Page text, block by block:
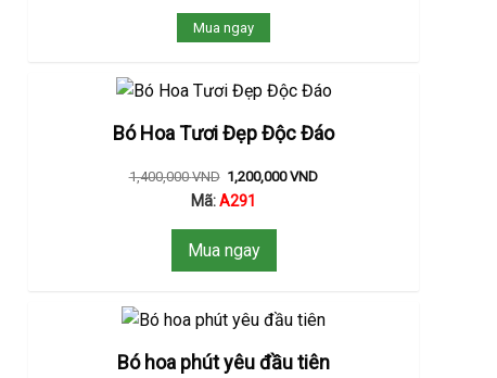
Mua ngay
Bó Hoa Tươi Đẹp Độc Đáo
1,400,000VND 1,200,000VND
Mã:A291
Mua ngay
Bó hoa phút yêu đầu tiên